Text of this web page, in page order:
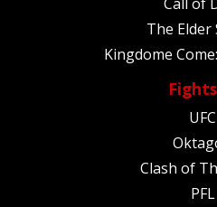
The Elder
Kingdome
UFC
Clash of
PFL